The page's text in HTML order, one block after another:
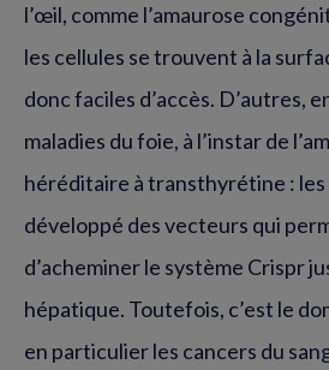
l’œil, comme l’amaurose
les cellules se trouvent à la
donc faciles d’accès. D’autres,
maladies du foie, à l’instar de
héréditaire à transthyrétine :
développé des vecteurs qui
d’acheminer le système Crispr
hépatique. Toutefois, c’est le
en particulier les cancers du